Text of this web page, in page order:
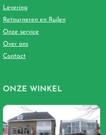
Levering
Retourneren en Ruilen
Onze service
Over ons
Contact
ONZE WINKEL